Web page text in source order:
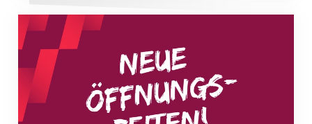
Neue Empfangszeiten ab 1. August 2026